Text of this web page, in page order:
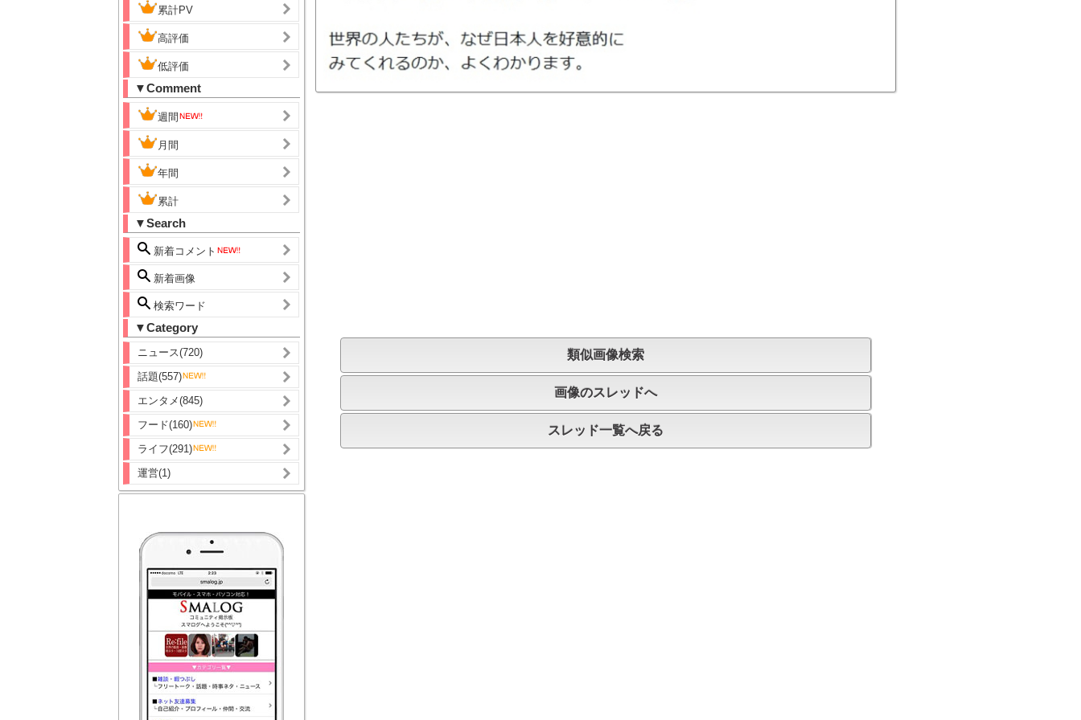
累計PV
高評価
低評価
▼Comment
週間
月間
年間
累計
▼Search
新着コメント
新着画像
検索ワード
▼Category
ニュース(720)
話題(557)
エンタメ(845)
フード(160)
ライフ(291)
運営(1)
類似画像検索
画像のスレッドへ
スレッド一覧へ戻る